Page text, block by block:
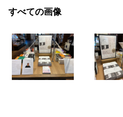
すべての画像